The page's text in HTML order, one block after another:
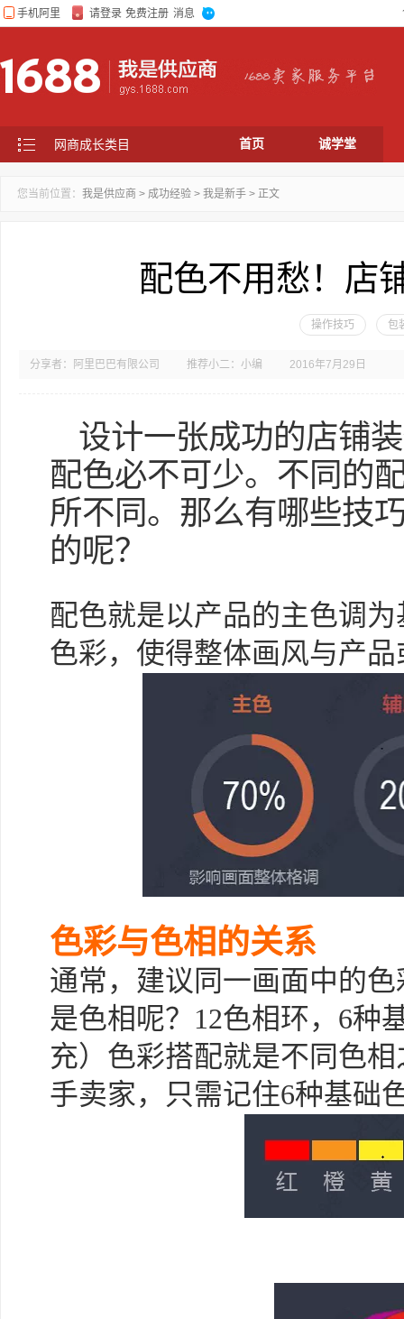
网商成长类目 首页 诚学堂
您当前位置： 我是供应商 > 成功经验 > 我是新手 > 正文
配色不用愁！店
操作技巧 包
分享者： 阿里巴巴有限公司 推荐小二： 小编 2016年7月29日
设计一张成功的店铺
配色必不可少。不同的
所不同。那么有哪些技
的呢？
配色就是以产品的主色调
色彩，使得整体画风与产
色彩与色相的关系
通常，建议同一画面中的
是色相呢？12色相环，6种
充）色彩搭配就是不同色
手卖家，只需记住6种基础